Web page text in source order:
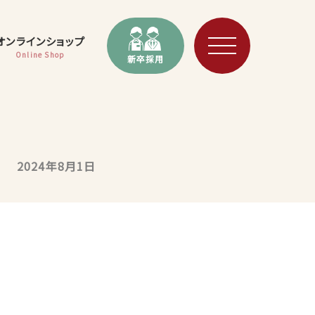
ンラインショップ
Online Shop 新卒採用
2024年8月1日